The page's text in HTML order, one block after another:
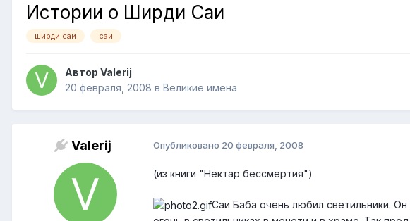
Истории о Ширди Саи
ширди саи саи
Автор Valerij
20 февраля, 2008 в Великие имена
Valerij Опубликовано 20 февраля, 2008
(из книги "Нектар бессмертия")
Саи Баба очень любил светильники.